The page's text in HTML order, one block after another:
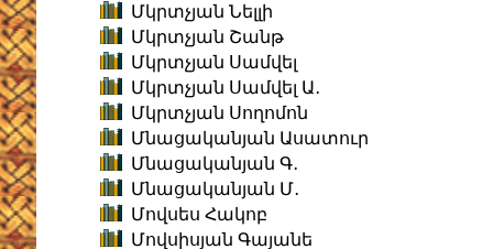
Մկրտչյան Նելլի
Մկրտչյան Շանթ
Մկրտչյան Սամվել
Մկրտչյան Սամվել Ա․
Մկրտչյան Սողոմոն
Մնացականյան Ասատուր
Մնացականյան Գ․
Մնացականյան Մ․
Մովսես Հակոբ
Մովսիսյան Գայանե